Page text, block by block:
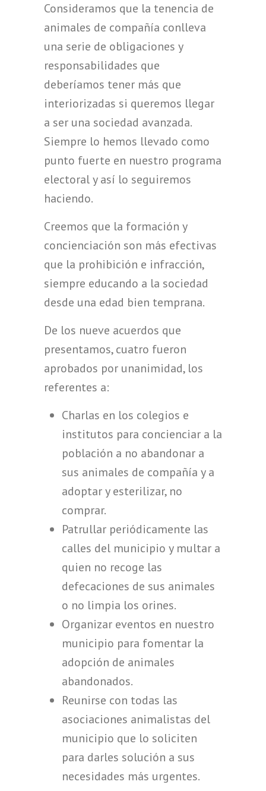
Consideramos que la tenencia de
animales de compañía conlleva
una serie de obligaciones y
responsabilidades que
deberíamos tener más que
interiorizadas si queremos llegar
a ser una sociedad avanzada.
Siempre lo hemos llevado como
punto fuerte en nuestro programa
electoral y así lo seguiremos
haciendo.
Creemos que la formación y
concienciación son más efectivas
que la prohibición e infracción,
siempre educando a la sociedad
desde una edad bien temprana.
De los nueve acuerdos que
presentamos, cuatro fueron
aprobados por unanimidad, los
referentes a:
Charlas en los colegios e
institutos para concienciar a la
población a no abandonar a
sus animales de compañía y a
adoptar y esterilizar, no
comprar.
Patrullar periódicamente las
calles del municipio y multar a
quien no recoge las
defecaciones de sus animales
o no limpia los orines.
Organizar eventos en nuestro
municipio para fomentar la
adopción de animales
abandonados.
Reunirse con todas las
asociaciones animalistas del
municipio que lo soliciten
para darles solución a sus
necesidades más urgentes.